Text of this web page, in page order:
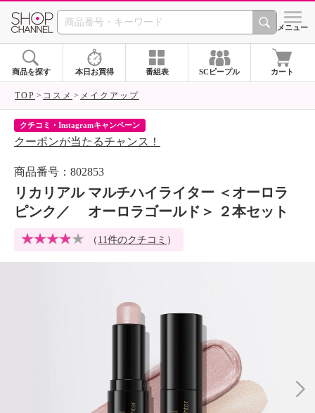
SHOP CHANNEL シメニュー
商品を探す 本日お買得 番組表 SCピープル カート
TOP コスメ メイクアップ
クチコミ・Instagramキャンペーン
クーポンが当たるチャンス！
商品番号：802853
リカリアル マルチハイライター ＜オーロラ
ピンク／ オーロラゴールド＞ ２本セット
（ 11件のクチコミ ）